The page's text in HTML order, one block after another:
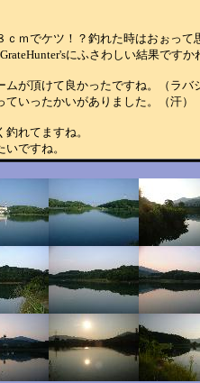
ｃｍでケツ！？釣れた時はおぉって
にふさわしい結果ですか
が頂けて良かったですね。（ラバ
いったかいがありました。（汗）
れてますね。
ですね。